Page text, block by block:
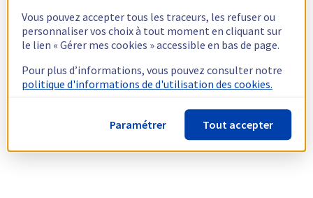
Vous pouvez accepter tous les traceurs, les refuser ou
personnaliser vos choix à tout moment en cliquant sur
le lien « Gérer mes cookies » accessible en bas de page.
Pour plus d’informations, vous pouvez consulter notre
politique d'informations de d'utilisation des cookies.
Paramétrer Tout accepter